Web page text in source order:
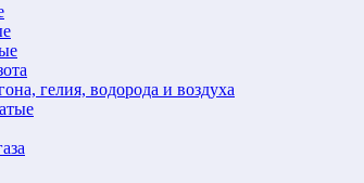
гелия, водорода и воздуха